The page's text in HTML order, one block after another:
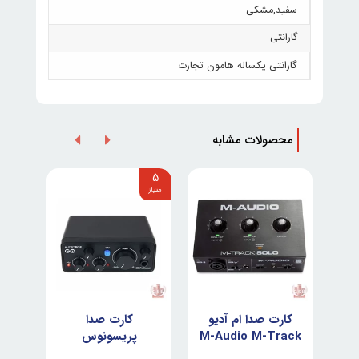
سفید,مشکی
گارانتی
گارانتی یکساله هامون تجارت
محصولات مشابه
کارت صدا ام آدیو
M-Audio M-Track
5
کارت صدا
پریسونوس